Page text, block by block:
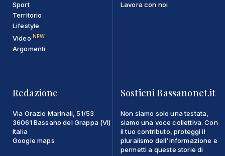
Sport
Territorio
Lifestyle
Video NEW
Argomenti
Lavora con noi
Redazione
Via Orazio Marinali, 51/53
36061 Bassano del Grappa (VI)
Italia
Google maps
Sostieni Bassanonet.it
Non siamo solo una testata,
siamo una voce collettiva. Con
il tuo contributo, proteggi il
pluralismo dell'informazione e
permetti a queste storie di